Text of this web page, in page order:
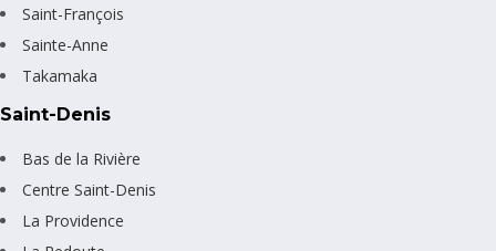
Saint-François
Sainte-Anne
Takamaka
Saint-Denis
Bas de la Rivière
Centre Saint-Denis
La Providence